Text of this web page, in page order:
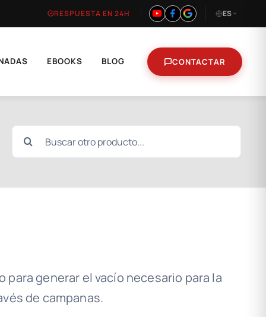
RESPUESTA EN 24H ES
EBOOKS BLOG CONTACTAR
Buscar:
para generar el vacío necesario para la
de campanas.